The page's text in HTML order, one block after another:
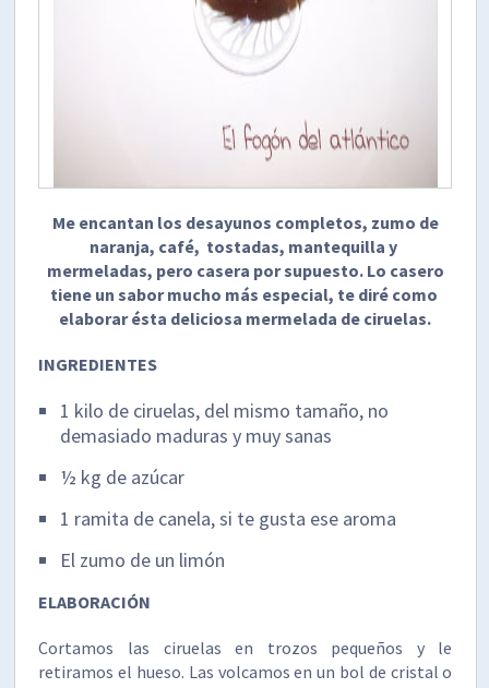
Me encantan los desayunos completos, zumo de
naranja, café, tostadas, mantequilla y
mermeladas, pero casera por supuesto. Lo casero
tiene un sabor mucho más especial, te diré como
elaborar ésta deliciosa mermelada de ciruelas.
INGREDIENTES
1 kilo de ciruelas, del mismo tamaño, no
demasiado maduras y muy sanas
½ kg de azúcar
1 ramita de canela, si te gusta ese aroma
El zumo de un limón
ELABORACIÓN
Cortamos las ciruelas en trozos pequeños y le
retiramos el hueso. Las volcamos en un bol de cristal o